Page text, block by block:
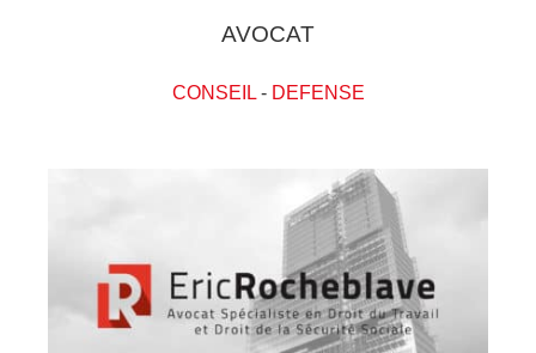
AVOCAT
CONSEIL- DEFENSE